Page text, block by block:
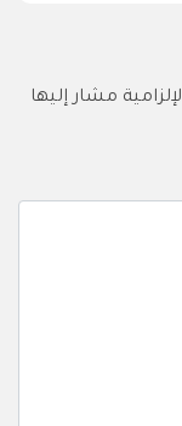
مشار إليها